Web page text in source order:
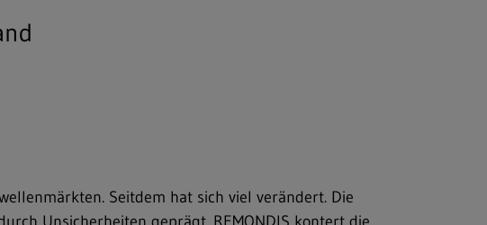
Seitdem hat sich viel verändert. Die